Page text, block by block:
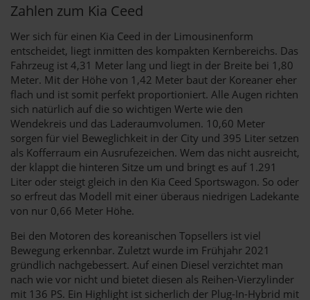
Zahlen zum Kia Ceed
Wer sich für einen Kia Ceed in der Limousinenform
entscheidet, liegt inmitten des kompakten Kernbereichs. Das
Fahrzeug ist 4,31 Meter lang und liegt in der Breite bei 1,80
Meter. Mit der Höhe von 1,42 Meter baut der Koreaner eher
flach und ist somit perfekt proportioniert. Alle Augen richten
sich natürlich auf die so wichtigen Werte wie den
Wendekreis und das Laderaumvolumen. 10,60 Meter
sorgen für viel Beweglichkeit in der City und 395 Liter setzen
als Kofferraum ein Ausrufezeichen. Wem das nicht ausreicht,
der klappt die hinteren Sitze um und bringt es auf 1.291
Liter oder steigt gleich in den Kia Ceed Sportswagon. So oder
so erfreut das Modell mit einer überaus niedrigen Ladekante
von nur 0,66 Meter Höhe.
Bei den Motoren des koreanischen Topsellers ist viel
Bewegung erkennbar. Zuletzt wurde im Frühjahr 2021
gründlich nachgebessert. Auf einen Diesel verzichtet man
nach wie vor nicht und bietet diesen als Reihen-Vierzylinder
mit 136 PS. Ein Highlight ist sicherlich der Plug-In-Hybrid mit